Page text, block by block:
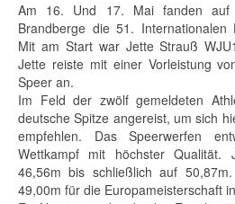
Am 16. Und 17. Mai fanden auf
Brandberge die 51. Internationalen
Mit am Start war Jette Strauß
Jette reiste mit einer Vorleistung
Speer an.
Im Feld der zwölf gemeldeten
deutsche Spitze angereist, um sich
empfehlen. Das Speerwerfen
Wettkampf mit höchster Qualität.
46,56m bis schließlich auf
49,00m für die Europameisterschaft